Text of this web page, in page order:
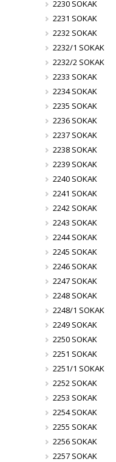
2230 SOKAK
2231 SOKAK
2232 SOKAK
2232/1 SOKAK
2232/2 SOKAK
2233 SOKAK
2234 SOKAK
2235 SOKAK
2236 SOKAK
2237 SOKAK
2238 SOKAK
2239 SOKAK
2240 SOKAK
2241 SOKAK
2242 SOKAK
2243 SOKAK
2244 SOKAK
2245 SOKAK
2246 SOKAK
2247 SOKAK
2248 SOKAK
2248/1 SOKAK
2249 SOKAK
2250 SOKAK
2251 SOKAK
2251/1 SOKAK
2252 SOKAK
2253 SOKAK
2254 SOKAK
2255 SOKAK
2256 SOKAK
2257 SOKAK